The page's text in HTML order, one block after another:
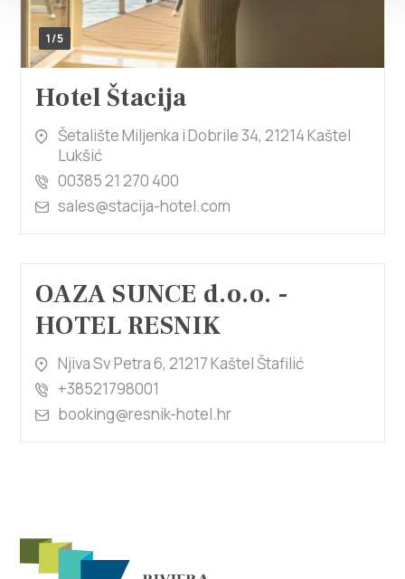
1/5
Hotel Štacija
Šetalište Miljenka i Dobrile 34, 21214 Kaštel
Lukšić
00385 21 270 400
sales@stacija-hotel.com
OAZA SUNCE d.o.o. -
HOTEL RESNIK
Njiva Sv Petra 6, 21217 Kaštel Štafilić
+38521798001
booking@resnik-hotel.hr